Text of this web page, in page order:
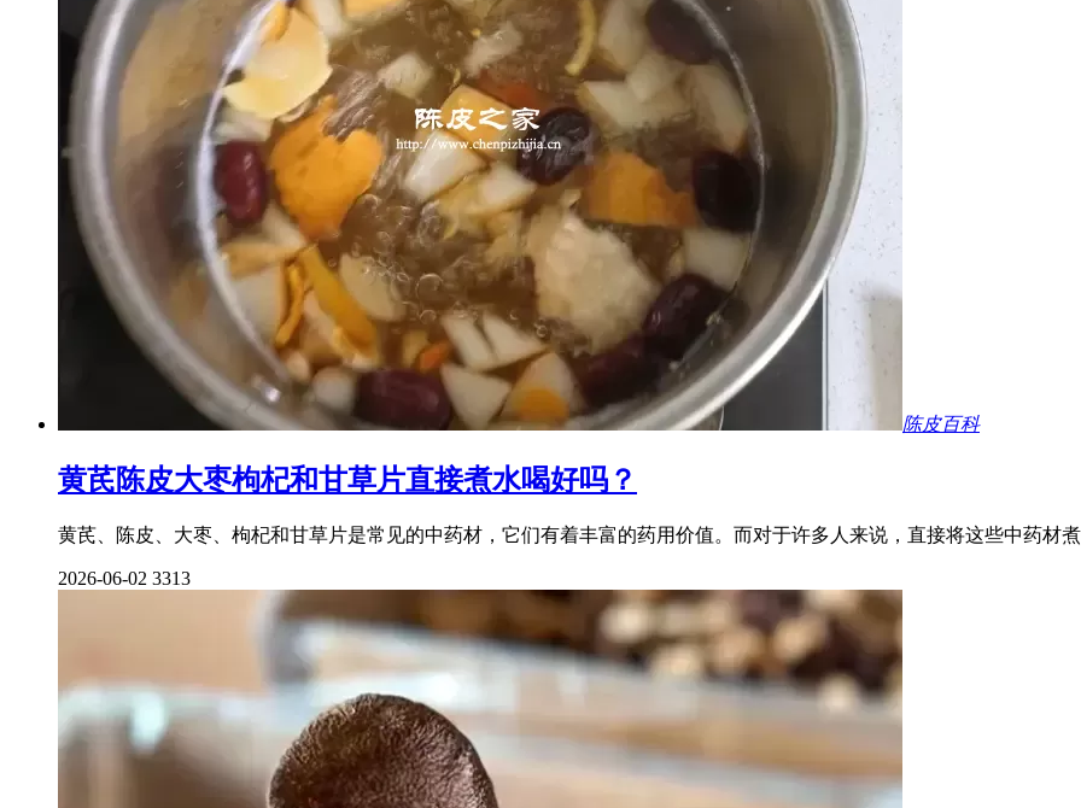
陈皮百科
黄芪陈皮大枣枸杞和甘草片直接煮水喝好吗？
黄芪、陈皮、大枣、枸杞和甘草片是常见的中药材，它们有着丰富的药用价值。而对于许多人来说，直接将这些中药材
2026-06-02 3313